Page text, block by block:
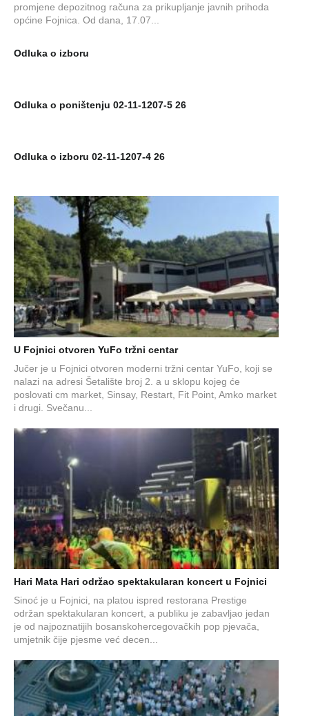
promjene depozitnog računa za prikupljanje javnih prihoda
općine Fojnica. Od dana, 17.07...
Odluka o izboru
Odluka o poništenju 02-11-1207-5 26
Odluka o izboru 02-11-1207-4 26
U Fojnici otvoren YuFo tržni centar
Jučer je u Fojnici otvoren moderni tržni centar YuFo, koji se
nalazi na adresi Šetalište broj 2. a u sklopu kojeg će
poslovati cm market, Sinsay, Restart, Fit Point, Amko market
i drugi. Svečanu...
Hari Mata Hari održao spektakularan koncert u Fojnici
Sinoć je u Fojnici, na platou ispred restorana Prestige
održan spektakularan koncert, a publiku je zabavljao jedan
je od najpoznatijih bosanskohercegovačkih pop pjevača,
umjetnik čije pjesme već decen...